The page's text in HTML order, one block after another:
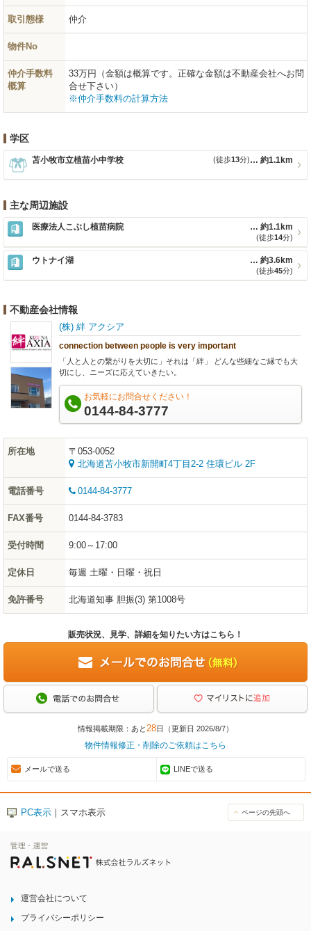
取引態様 仲介
物件No
仲介手数料
概算
33万円（金額は概算です。正確な金額は不動産会社へお問
合せ下さい）
※仲介手数料の計算方法
学区
苫小牧市立植苗小中学校 約1.1km
(徒歩13分)
主な周辺施設
医療法人こぶし植苗病院 約1.1km
(徒歩14分)
ウトナイ湖 約3.6km
(徒歩45分)
不動産会社情報
(株) 絆 アクシア
connection between people is very important
「人と人との繋がりを大切に」それは「絆」 どんな些細なご縁でも大
切にし、ニーズに応えていきたい。
お気軽にお問合せください！
0144-84-3777
所在地
〒053-0052
北海道苫小牧市新開町4丁目2-2 住環ビル 2F
電話番号 0144-84-3777
FAX番号 0144-84-3783
受付時間 9:00～17:00
定休日 毎週 土曜・日曜・祝日
免許番号 北海道知事 胆振(3) 第1008号
販売状況、見学、詳細を知りたい方はこちら！
情報掲載期限：あと 28日（更新日 2026/8/7）
物件情報修正・削除のご依頼はこちら
メールで送る LINEで送る
PC表示 ｜スマホ表示 ページの先頭へ
運営会社について
プライバシーポリシー